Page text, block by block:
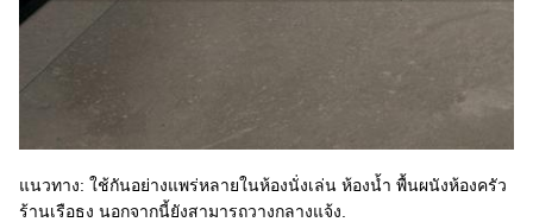
แนวทาง: ใช้กันอย่างแพร่หลายในห้องนั่งเล่น ห้องน้ำ พื้นผนังห้องครัว
ร้านเรือธง นอกจากนี้ยังสามารถวางกลางแจ้ง.